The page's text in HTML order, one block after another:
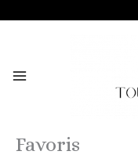
Favoris